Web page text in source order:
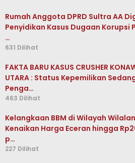
Rumah Anggota DPRD Sultra AA
Penyidikan Kasus Dugaan Korupsi
…
631 Dilihat
FAKTA BARU KASUS CRUSHER
UTARA : Status Kepemilikan
Penga…
463 Dilihat
Kelangkaan BBM di Wilayah
Kenaikan Harga Eceran hingga
p…
227 Dilihat